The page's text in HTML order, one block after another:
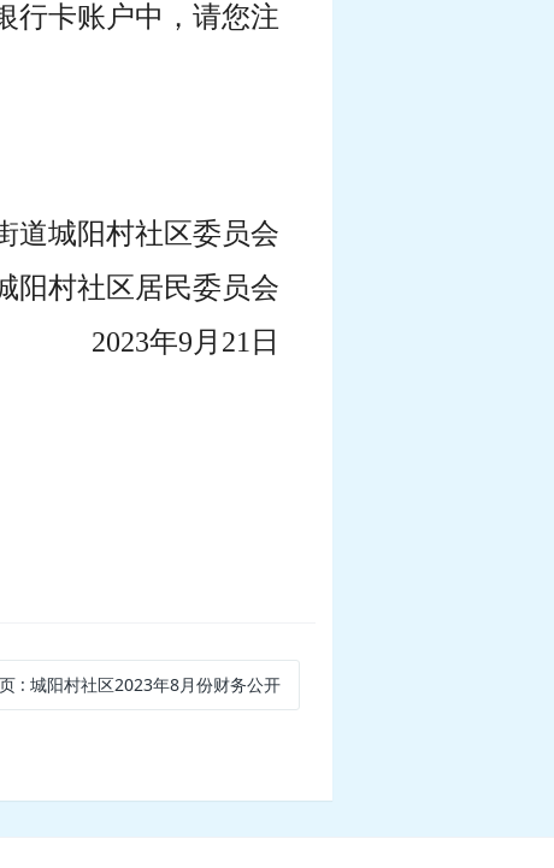
行卡账户中，请您注
道城阳村社区委员会
阳村社区居民委员会
2023年9月21日
: 城阳村社区2023年8月份财务公开